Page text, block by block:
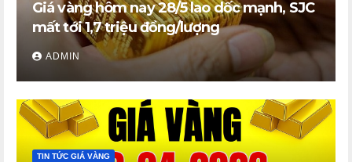
Giá vàng hôm nay 28/5 lao dốc mạnh, SJC
mất tới 1,7 triệu đồng/lượng
ADMIN
TIN TỨC GIÁ VÀNG